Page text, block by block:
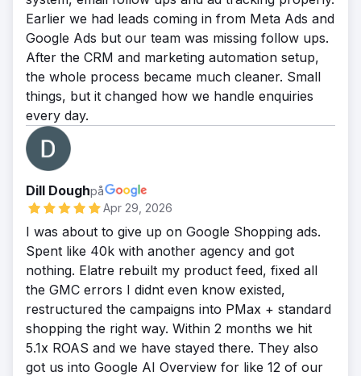
000 dollar i hänförbara intäkter, kostnaden
per förvärv minskade med 58 % och
avkastningen på annonsutgifterna steg från
1,9 gånger till 4,6 gånger. Företaget skalar
nu främst upp genom SEO och sociala
medier.
målsökorden nådde sidan ett på Google.
Kostnaden per kvalificerad lead för
LinkedIn-annonser minskade med 44 %
och kontobaserad marknadsföring
konverterade 31 av 80 namngivna konton
till aktiva affärsmöjligheter. Den totala
skapade pipelinen växte 4,2 gånger jämfört
med föregående år, och säljcyklerna
förkortades med 28 dagar genom bättre
leadkvalificering.
av sina 50 vanligaste köpintentionsökningar.
Synligheten i AI-sökresultat ökade med 92
% i ChatGPT, 88 % i Perplexity och 84 % i
Google AI Overview baserat på spårad
sökfrågetäckning. Antalet organiska
sökklick återhämtade sig och växte med 27
% jämfört med föregående år, volymen av
varumärkesbaserade sökresultat ökade
med 64 % och inkommande
demoförfrågningar fördubblades på 90
dagar utan att öka utgifterna för betald
media.
Earlier we had leads coming in from Meta Ads and
Google Ads but our team was missing follow ups.
After the CRM and marketing automation setup,
the whole process became much cleaner. Small
things, but it changed how we handle enquiries
every day.
Dill Doughpå
Apr 29, 2026
I was about to give up on Google Shopping ads.
Spent like 40k with another agency and got
nothing. Elatre rebuilt my product feed, fixed all
the GMC errors I didnt even know existed,
restructured the campaigns into PMax + standard
shopping the right way. Within 2 months we hit
5.1x ROAS and we have stayed there. They also
got us into Google AI Overview for like 12 of our